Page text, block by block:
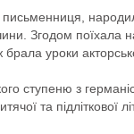
Згодом
уроки
ступеню з
та підліткової